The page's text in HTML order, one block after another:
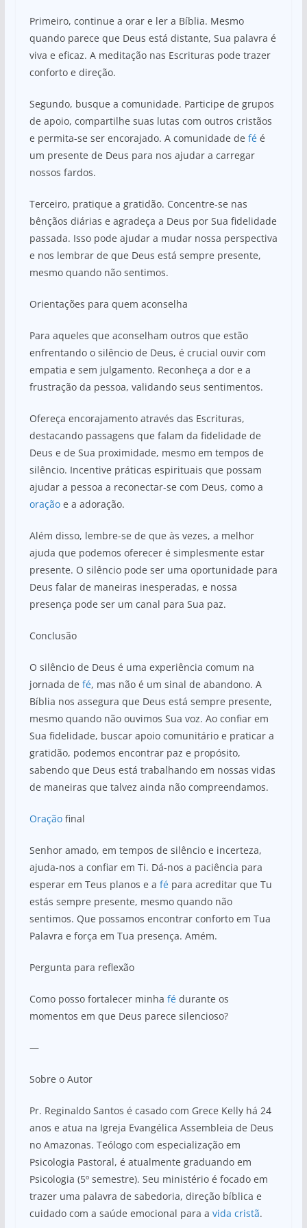
Primeiro, continue a orar e ler a Bíblia. Mesmo
quando parece que Deus está distante, Sua palavra é
viva e eficaz. A meditação nas Escrituras pode trazer
conforto e direção.
Segundo, busque a comunidade. Participe de grupos
de apoio, compartilhe suas lutas com outros cristãos
e permita-se ser encorajado. A comunidade de féé
um presente de Deus para nos ajudar a carregar
nossos fardos.
Terceiro, pratique a gratidão. Concentre-se nas
bênçãos diárias e agradeça a Deus por Sua fidelidade
passada. Isso pode ajudar a mudar nossa perspectiva
e nos lembrar de que Deus está sempre presente,
mesmo quando não sentimos.
Orientações para quem aconselha
Para aqueles que aconselham outros que estão
enfrentando o silêncio de Deus, é crucial ouvir com
empatia e sem julgamento. Reconheça a dor e a
frustração da pessoa, validando seus sentimentos.
Ofereça encorajamento através das Escrituras,
destacando passagens que falam da fidelidade de
Deus e de Sua proximidade, mesmo em tempos de
silêncio. Incentive práticas espirituais que possam
ajudar a pessoa a reconectar-se com Deus, como a
oraçãoe a adoração.
Além disso, lembre-se de que às vezes, a melhor
ajuda que podemos oferecer é simplesmente estar
presente. O silêncio pode ser uma oportunidade para
Deus falar de maneiras inesperadas, e nossa
presença pode ser um canal para Sua paz.
Conclusão
O silêncio de Deus é uma experiência comum na
jornada de fé, mas não é um sinal de abandono. A
Bíblia nos assegura que Deus está sempre presente,
mesmo quando não ouvimos Sua voz. Ao confiar em
Sua fidelidade, buscar apoio comunitário e praticar a
gratidão, podemos encontrar paz e propósito,
sabendo que Deus está trabalhando em nossas vidas
de maneiras que talvez ainda não compreendamos.
Oraçãofinal
Senhor amado, em tempos de silêncio e incerteza,
ajuda-nos a confiar em Ti. Dá-nos a paciência para
esperar em Teus planos e a fépara acreditar que Tu
estás sempre presente, mesmo quando não
sentimos. Que possamos encontrar conforto em Tua
Palavra e força em Tua presença. Amém.
Pergunta para reflexão
Como posso fortalecer minha fédurante os
momentos em que Deus parece silencioso?
—
Sobre o Autor
Pr. Reginaldo Santos é casado com Grece Kelly há 24
anos e atua na Igreja Evangélica Assembleia de Deus
no Amazonas. Teólogo com especialização em
Psicologia Pastoral, é atualmente graduando em
Psicologia (5º semestre). Seu ministério é focado em
trazer uma palavra de sabedoria, direção bíblica e
cuidado com a saúde emocional para a vida cristã.